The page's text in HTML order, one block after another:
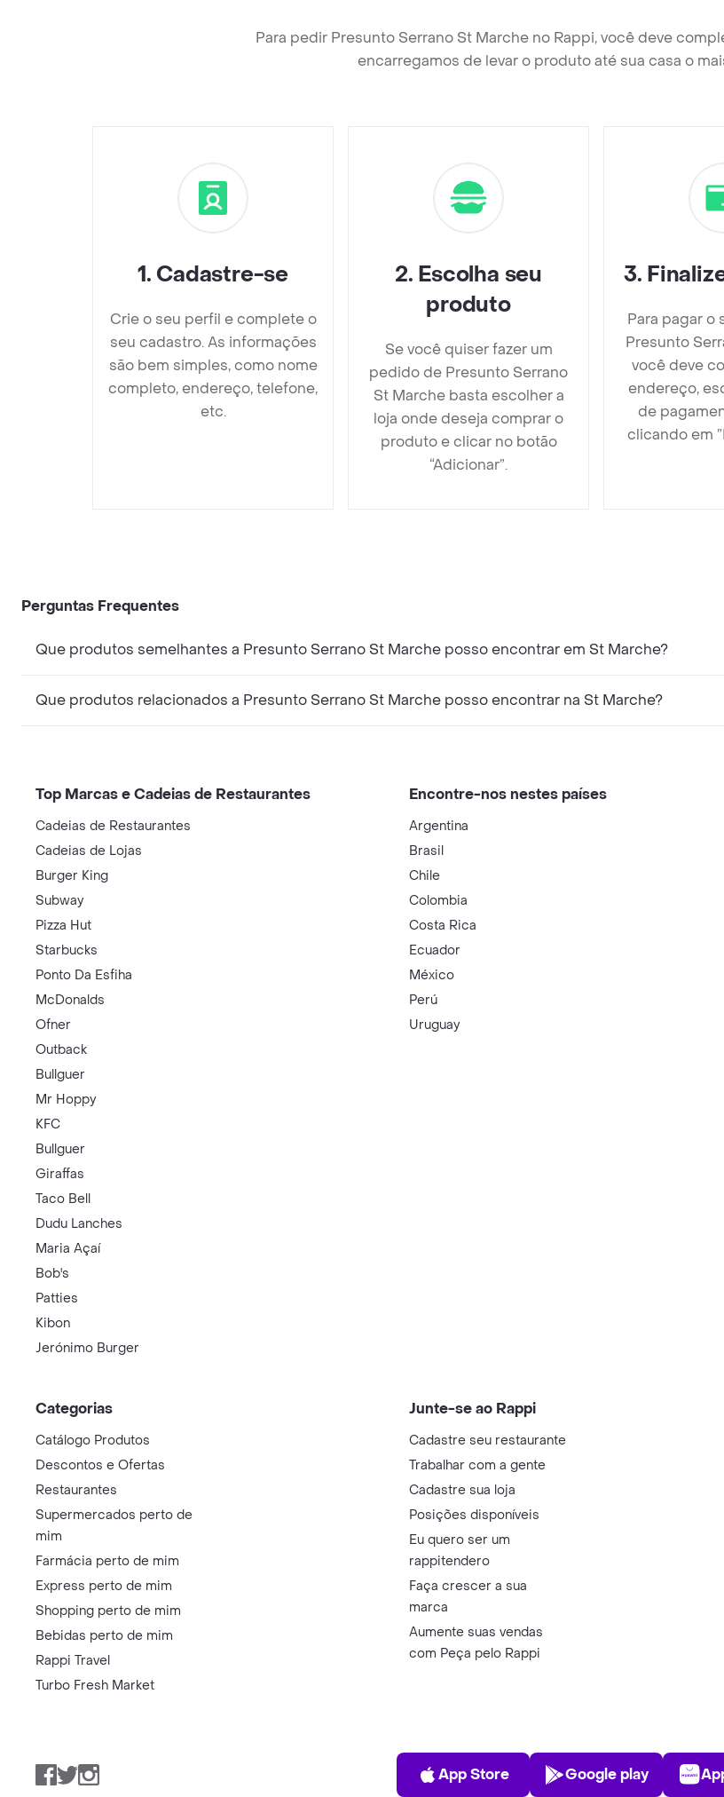
Para pedir Presunto Serrano St Marche no Rappi, você deve
encarregamos de levar o produto até sua casa o
1. Cadastre-se
Crie o seu perfil e complete o
seu cadastro. As informações
são bem simples, como nome
completo, endereço, telefone,
etc.
2. Escolha seu
produto
Se você quiser fazer um
pedido de Presunto Serrano
St Marche basta escolher a
loja onde deseja comprar o
produto e clicar no botão
“Adicionar”.
3.
Para pagar o
Presunto
você deve
endereço,
de
clicando em
Perguntas Frequentes
Que produtos semelhantes a Presunto Serrano St Marche posso encontrar em St Marche?
Que produtos relacionados a Presunto Serrano St Marche posso encontrar na St Marche?
Top Marcas e Cadeias de Restaurantes
Cadeias de Restaurantes
Cadeias de Lojas
Burger King
Subway
Pizza Hut
Starbucks
Ponto Da Esfiha
McDonalds
Ofner
Outback
Bullguer
Mr Hoppy
KFC
Bullguer
Giraffas
Taco Bell
Dudu Lanches
Maria Açaí
Bob's
Patties
Kibon
Jerónimo Burger
Encontre-nos nestes países
Argentina
Brasil
Chile
Colombia
Costa Rica
Ecuador
México
Perú
Uruguay
Categorias
Catálogo Produtos
Descontos e Ofertas
Restaurantes
Supermercados perto de
mim
Farmácia perto de mim
Express perto de mim
Shopping perto de mim
Bebidas perto de mim
Rappi Travel
Turbo Fresh Market
Junte-se ao Rappi
Cadastre seu restaurante
Trabalhar com a gente
Cadastre sua loja
Posições disponíveis
Eu quero ser um
rappitendero
Faça crescer a sua
marca
Aumente suas vendas
com Peça pelo Rappi
Facebook
TwitterInstagram
App Store
App Store
Play Store
Google play